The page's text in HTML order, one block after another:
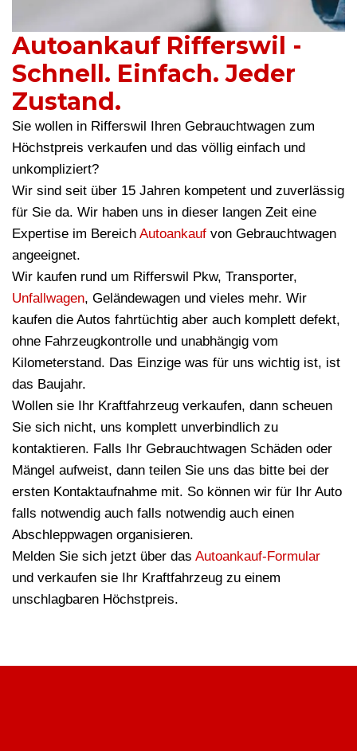
Autoankauf Rifferswil -
Schnell. Einfach. Jeder
Zustand.
Sie wollen in Rifferswil Ihren Gebrauchtwagen zum
Höchstpreis verkaufen und das völlig einfach und
unkompliziert?
Wir sind seit über 15 Jahren kompetent und zuverlässig
für Sie da. Wir haben uns in dieser langen Zeit eine
Expertise im Bereich Autoankauf von Gebrauchtwagen
angeeignet.
Wir kaufen rund um Rifferswil Pkw, Transporter,
Unfallwagen, Geländewagen und vieles mehr. Wir
kaufen die Autos fahrtüchtig aber auch komplett defekt,
ohne Fahrzeugkontrolle und unabhängig vom
Kilometerstand. Das Einzige was für uns wichtig ist, ist
das Baujahr.
Wollen sie Ihr Kraftfahrzeug verkaufen, dann scheuen
Sie sich nicht, uns komplett unverbindlich zu
kontaktieren. Falls Ihr Gebrauchtwagen Schäden oder
Mängel aufweist, dann teilen Sie uns das bitte bei der
ersten Kontaktaufnahme mit. So können wir für Ihr Auto
falls notwendig auch falls notwendig auch einen
Abschleppwagen organisieren.
Melden Sie sich jetzt über das Autoankauf-Formular
und verkaufen sie Ihr Kraftfahrzeug zu einem
unschlagbaren Höchstpreis.